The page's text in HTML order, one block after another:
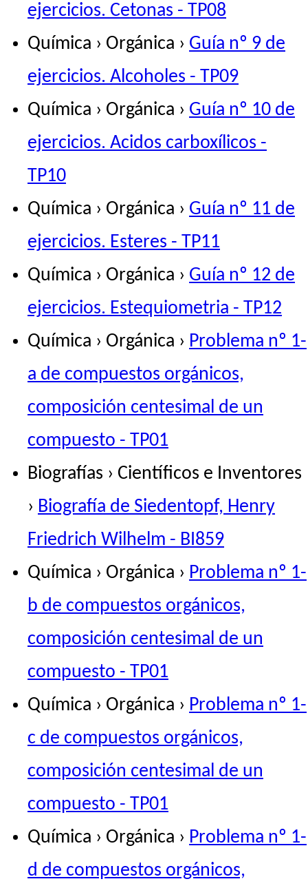
ejercicios. Cetonas - TP08
Química › Orgánica › Guía nº 9 de
ejercicios. Alcoholes - TP09
Química › Orgánica › Guía nº 10 de
ejercicios. Acidos carboxílicos -
TP10
Química › Orgánica › Guía nº 11 de
ejercicios. Esteres - TP11
Química › Orgánica › Guía nº 12 de
ejercicios. Estequiometria - TP12
Química › Orgánica › Problema nº 1-
a de compuestos orgánicos,
composición centesimal de un
compuesto - TP01
Biografías › Científicos e Inventores
› Biografía de Siedentopf, Henry
Friedrich Wilhelm - BI859
Química › Orgánica › Problema nº 1-
b de compuestos orgánicos,
composición centesimal de un
compuesto - TP01
Química › Orgánica › Problema nº 1-
c de compuestos orgánicos,
composición centesimal de un
compuesto - TP01
Química › Orgánica › Problema nº 1-
d de compuestos orgánicos,